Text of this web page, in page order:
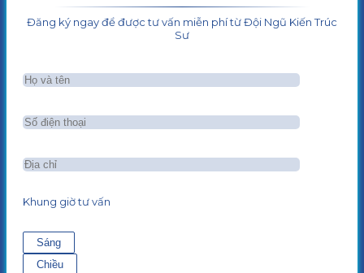
Đăng ký ngay để được tư vấn miễn phí từ Đội Ngũ Kiến Trúc
Sư
Khung giờ tư vấn
Sáng
Chiều